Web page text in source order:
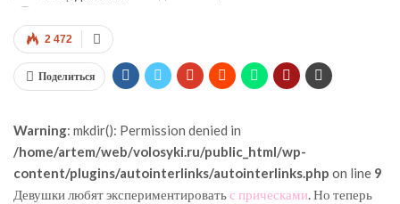
2 472
Поделиться
Warning: mkdir(): Permission denied in
/home/artem/web/volosyki.ru/public_html/wp-
content/plugins/autointerlinks/autointerlinks.php on line 9
Девушки любят экспериментироватьс прическами. Но теперь